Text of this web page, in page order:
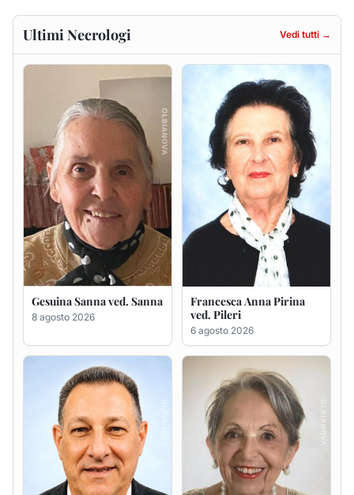
Gesuina Sanna ved. Sanna
Francesca Anna Pirina
ved. Pileri
6 agosto 2026
Massimo Ricciu
6 agosto 2026
Maria Teresa Floris ved.
6 agosto 2026